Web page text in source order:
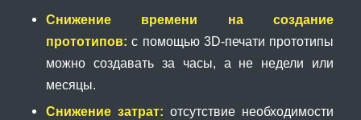
Снижение времени на создание
прототипов: с помощью 3D-печати прототипы
можно создавать за часы, а не недели или
месяцы.
Снижение затрат: отсутствие необходимости